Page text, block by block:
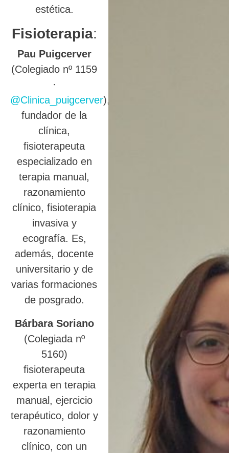
estética.
Fisioterapia:
Pau Puigcerver
(Colegiado nº 1159
·
@Clinica_puigcerver),
fundador de la
clínica,
fisioterapeuta
especializado en
terapia manual,
razonamiento
clínico, fisioterapia
invasiva y
ecografía. Es,
además, docente
universitario y de
varias formaciones
de posgrado.
Bárbara Soriano
(Colegiada nº
5160)
fisioterapeuta
experta en terapia
manual, ejercicio
terapéutico, dolor y
razonamiento
clínico, con un